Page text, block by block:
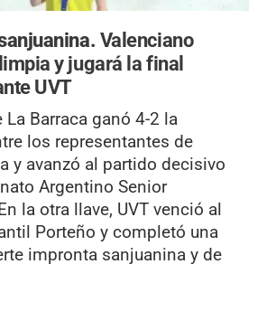
Valenciano
y jugará la final
UVT
La Barraca ganó 4-2 la
los representantes de
y avanzó al partido decisivo
Argentino Senior
la otra llave, UVT venció al
Porteño y completó una
impronta sanjuanina y de